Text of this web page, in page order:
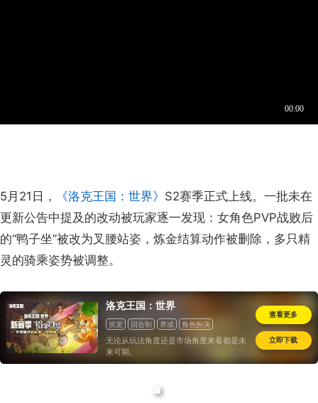
5月21日， 《洛克王国：世界》 S2赛季正式上线。一批未在
更新公告中提及的改动被玩家逐一发现：女角色PVP战败后
的“鸭子坐”被改为叉腰站姿，炼金结算动作被删除，多只精
灵的骑乘姿势被调整。
洛克王国：世界
抓宠 回合制 养成
角色扮演
开放世界
休闲
无论从玩法角度还是市场角度来看都是未
来可期。
查看更多
立即下载